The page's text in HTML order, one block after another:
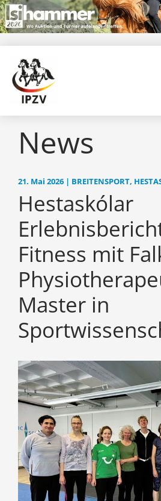
News
21. Mai 2026 | BREITENSPORT,
Hestaskólar
Fitness mit
Master in